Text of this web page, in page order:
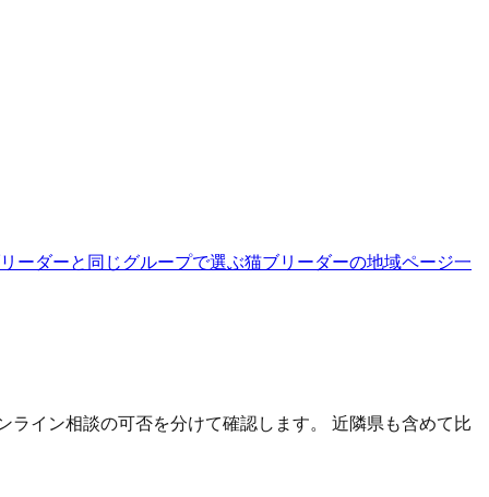
ーダーと同じグループで選ぶ猫ブリーダーの地域ページ一
イン相談の可否を分けて確認します。 近隣県も含めて比